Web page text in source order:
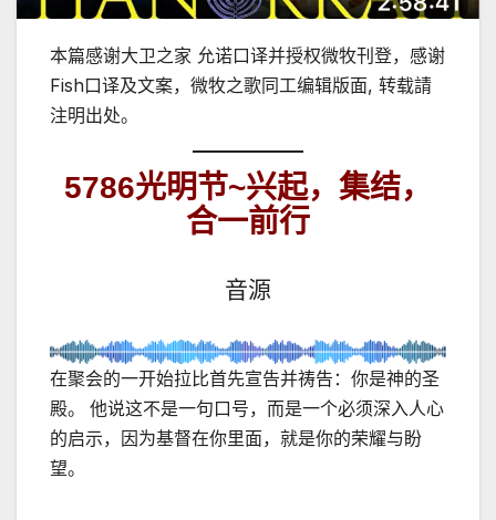
本篇感谢大卫之家 允诺口译并授权微牧刊登，感谢
Fish口译及文案，微牧之歌同工编辑版面, 转载請
注明出处。
5786光明节~兴起，集结，
合一前行
音源
在聚会的一开始拉比首先宣告并祷告：你是神的圣
殿。 他说这不是一句口号，而是一个必须深入人心
的启示，因为基督在你里面，就是你的荣耀与盼
望。